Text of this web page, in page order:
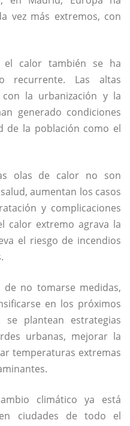
vez más extremos, con
el calor también se ha
recurrente. Las altas
la urbanización y la
generado condiciones
de la población como el
olas de calor no son
aumentan los casos
y complicaciones
calor extremo agrava la
el riesgo de incendios
de no tomarse medidas,
en los próximos
plantean estrategias
urbanas, mejorar la
temperaturas extremas
climático ya está
ciudades de todo el